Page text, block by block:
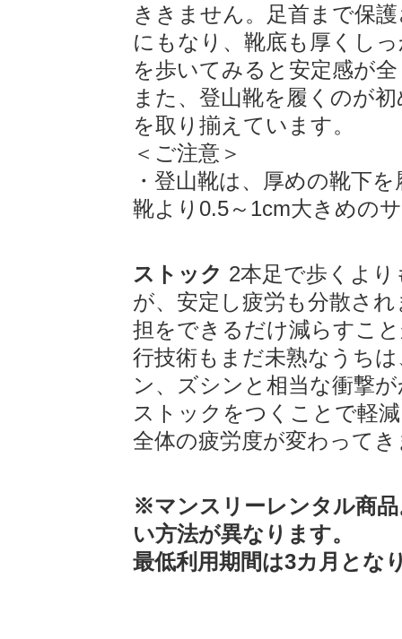
ききません。足首まで保
にもなり、靴底も厚くし
を歩いてみると安定感が
また、登山靴を履くのが
を取り揃えています。
＜ご注意＞
・登山靴は、厚めの靴下
靴より0.5～1cm大きめの
ストック 2本足で歩くよ
が、安定し疲労も分散さ
担をできるだけ減らすこ
行技術もまだ未熟なうち
ン、ズシンと相当な衝撃
ストックをつくことで軽
全体の疲労度が変わって
※マンスリーレンタル商
い方法が異なります。
最低利用期間は3カ月とな